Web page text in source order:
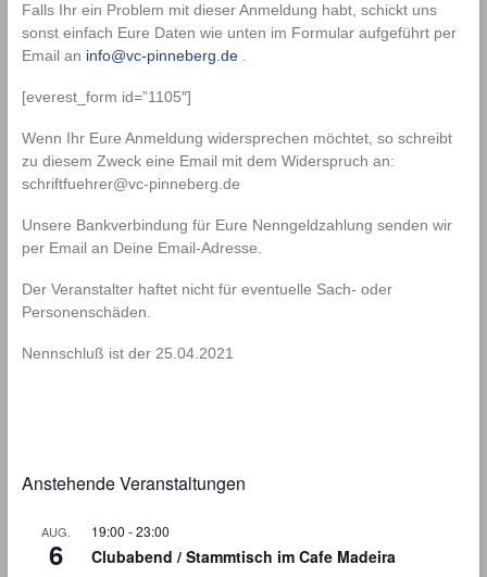
Falls Ihr ein Problem mit dieser Anmeldung habt, schickt uns
sonst einfach Eure Daten wie unten im Formular aufgeführt per
Email an info@vc-pinneberg.de.
[everest_form id=”1105″]
Wenn Ihr Eure Anmeldung widersprechen möchtet, so schreibt
zu diesem Zweck eine Email mit dem Widerspruch an:
schriftfuehrer@vc-pinneberg.de
Unsere Bankverbindung für Eure Nenngeldzahlung senden wir
per Email an Deine Email-Adresse.
Der Veranstalter haftet nicht für eventuelle Sach- oder
Personenschäden.
Nennschluß ist der 25.04.2021
Anstehende Veranstaltungen
AUG.
6
19:00 -23:00
Clubabend / Stammtisch im Cafe Madeira